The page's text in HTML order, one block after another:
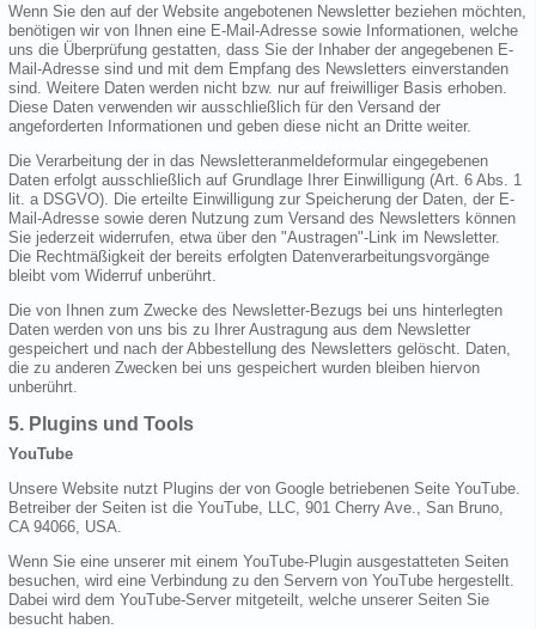
Wenn Sie den auf der Website angebotenen Newsletter beziehen möchten,
benötigen wir von Ihnen eine E-Mail-Adresse sowie Informationen, welche
uns die Überprüfung gestatten, dass Sie der Inhaber der angegebenen E-
Mail-Adresse sind und mit dem Empfang des Newsletters einverstanden
sind. Weitere Daten werden nicht bzw. nur auf freiwilliger Basis erhoben.
Diese Daten verwenden wir ausschließlich für den Versand der
angeforderten Informationen und geben diese nicht an Dritte weiter.
Die Verarbeitung der in das Newsletteranmeldeformular eingegebenen
Daten erfolgt ausschließlich auf Grundlage Ihrer Einwilligung (Art. 6 Abs. 1
lit. a DSGVO). Die erteilte Einwilligung zur Speicherung der Daten, der E-
Mail-Adresse sowie deren Nutzung zum Versand des Newsletters können
Sie jederzeit widerrufen, etwa über den "Austragen"-Link im Newsletter.
Die Rechtmäßigkeit der bereits erfolgten Datenverarbeitungsvorgänge
bleibt vom Widerruf unberührt.
Die von Ihnen zum Zwecke des Newsletter-Bezugs bei uns hinterlegten
Daten werden von uns bis zu Ihrer Austragung aus dem Newsletter
gespeichert und nach der Abbestellung des Newsletters gelöscht. Daten,
die zu anderen Zwecken bei uns gespeichert wurden bleiben hiervon
unberührt.
5. Plugins und Tools
YouTube
Unsere Website nutzt Plugins der von Google betriebenen Seite YouTube.
Betreiber der Seiten ist die YouTube, LLC, 901 Cherry Ave., San Bruno,
CA 94066, USA.
Wenn Sie eine unserer mit einem YouTube-Plugin ausgestatteten Seiten
besuchen, wird eine Verbindung zu den Servern von YouTube hergestellt.
Dabei wird dem YouTube-Server mitgeteilt, welche unserer Seiten Sie
besucht haben.